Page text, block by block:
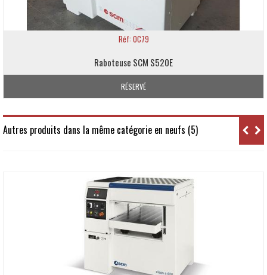
Réf: OC79
Raboteuse SCM S520E
RÉSERVÉ
Autres produits dans la même catégorie en neufs (5)